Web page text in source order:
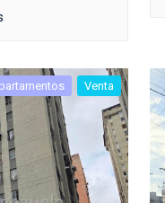
Venta